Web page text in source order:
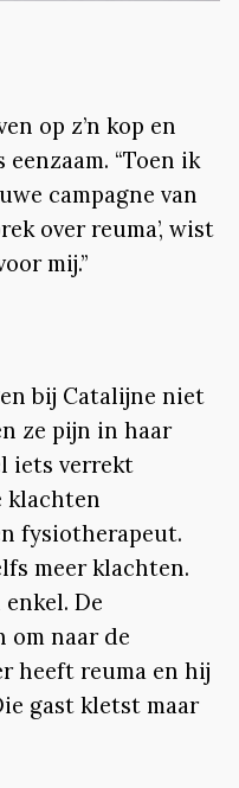
op z’n kop en
“Toen ik
campagne van
over reuma’, wist
mij.”
bij Catalijne niet
ze pijn in haar
iets verrekt
klachten
fysiotherapeut.
meer klachten.
De
om naar de
heeft reuma en hij
gast kletst maar